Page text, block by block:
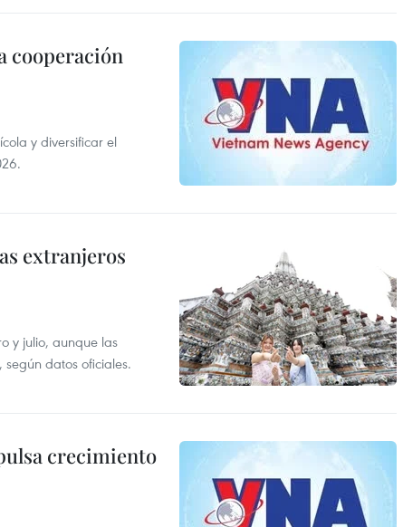
cooperación
y diversificar el
extranjeros
y julio, aunque las
datos oficiales.
crecimiento